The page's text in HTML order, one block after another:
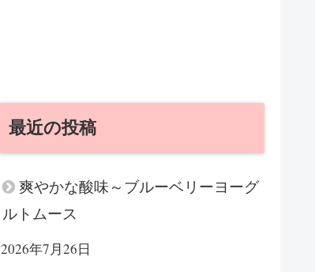
最近の投稿
爽やかな酸味～ブルーベリーヨーグ
ルトムース
2026年7月26日